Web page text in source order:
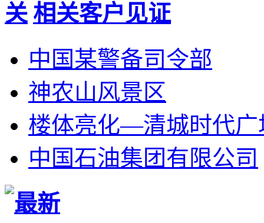
相关客户见证
中国某警备司令部
神农山风景区
楼体亮化—清城时代广
中国石油集团有限公司